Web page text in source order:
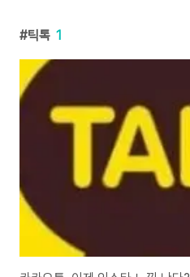
틱톡 1